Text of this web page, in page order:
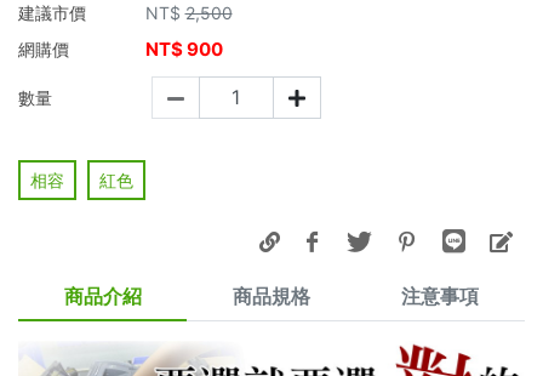
建議市價
NT$ 2,500
網購價
NT$900
數量
相容 紅色
商品介紹 商品規格 注意事項